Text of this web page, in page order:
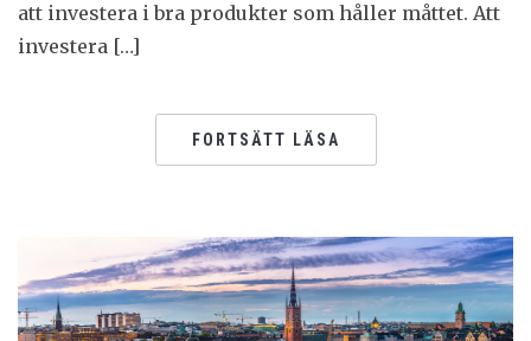
att investera i bra produkter som håller måttet. Att
investera […]
FORTSÄTT LÄSA